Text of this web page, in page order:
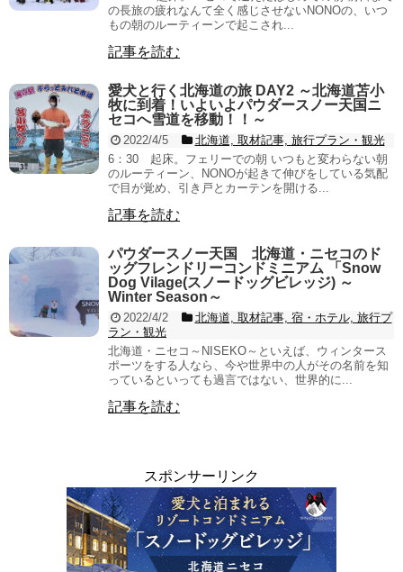
の長旅の疲れなんて全く感じさせないNONOの、いつ
もの朝のルーティーンで起こされ...
記事を読む
愛犬と行く北海道の旅 DAY2 ～北海道苫小
牧に到着！いよいよパウダースノー天国ニ
セコへ雪道を移動！！～
2022/4/5
北海道, 取材記事, 旅行プラン・観光
6：30 起床。フェリーでの朝 いつもと変わらない朝
のルーティーン、NONOが起きて伸びをしている気配
で目が覚め、引き戸とカーテンを開ける...
記事を読む
パウダースノー天国 北海道・ニセコのド
ッグフレンドリーコンドミニアム 「Snow
Dog Vilage(スノードッグビレッジ) ～
Winter Season～
2022/4/2
北海道, 取材記事, 宿・ホテル, 旅行プ
ラン・観光
北海道・ニセコ～NISEKO～といえば、ウィンタース
ポーツをする人なら、今や世界中の人がその名前を知
っているといっても過言ではない、世界的に...
記事を読む
スポンサーリンク